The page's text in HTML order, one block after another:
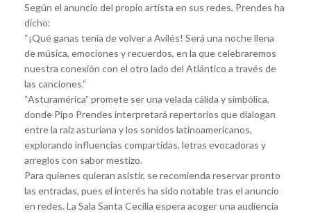
Según el anuncio del propio artista en sus redes, Prendes ha
dicho:
“¡Qué ganas tenía de volver a Avilés! Será una noche llena
de música, emociones y recuerdos, en la que celebraremos
nuestra conexión con el otro lado del Atlántico a través de
las canciones.”
“Asturamérica” promete ser una velada cálida y simbólica,
donde Pipo Prendes interpretará repertorios que dialogan
entre la raíz asturiana y los sonidos latinoamericanos,
explorando influencias compartidas, letras evocadoras y
arreglos con sabor mestizo.
Para quienes quieran asistir, se recomienda reservar pronto
las entradas, pues el interés ha sido notable tras el anuncio
en redes. La Sala Santa Cecilia espera acoger una audiencia